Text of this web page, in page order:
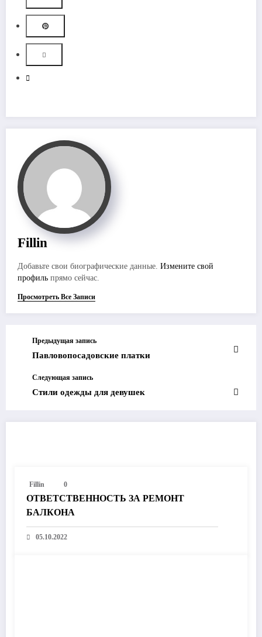
Fillin
Добавьте свои биографические данные. Измените свой
профиль прямо сейчас.
Просмотреть Все Записи
Предыдущая запись
Павловопосадовские платки
Следующая запись
Стили одежды для девушек
Fillin 0
ОТВЕТСТВЕННОСТЬ ЗА РЕМОНТ
БАЛКОНА
05.10.2022